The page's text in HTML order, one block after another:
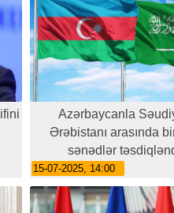
Azərbaycanla
Ərəbistanı arasında
sənədlər
15-07-2025, 14:00